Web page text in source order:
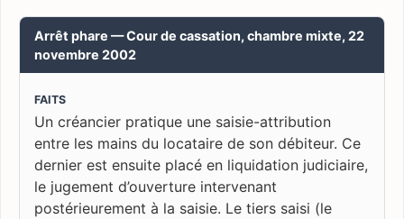
Arrêt phare — Cour de cassation, chambre mixte, 22
novembre 2002
FAITS
Un créancier pratique une saisie-attribution
entre les mains du locataire de son débiteur. Ce
dernier est ensuite placé en liquidation judiciaire,
le jugement d’ouverture intervenant
postérieurement à la saisie. Le tiers saisi (le